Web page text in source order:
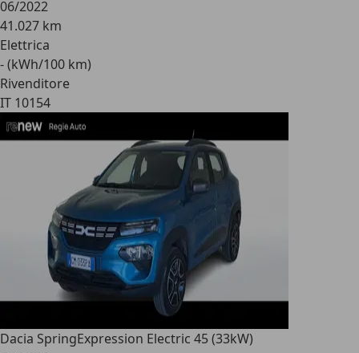
06/2022
41.027 km
Elettrica
- (kWh/100 km)
Rivenditore
IT 10154
Dacia SpringExpression Electric 45 (33kW)